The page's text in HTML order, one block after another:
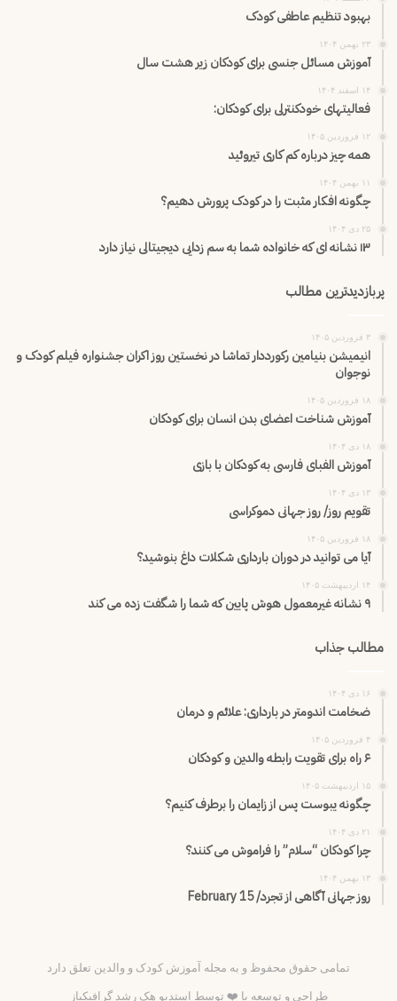
بهبود تنظیم عاطفی کودک
۲۳ بهمن ۱۴۰۴
آموزش مسائل جنسی برای کودکان زیر هشت سال
۱۴ اسفند ۱۴۰۴
فعالیتهای خودکنترلی برای کودکان:
۱۲ فروردین ۱۴۰۵
همه چیز درباره کم کاری تیروئید
۱۱ بهمن ۱۴۰۴
چگونه افکار مثبت را در کودک پرورش دهیم؟
۲۵ دی ۱۴۰۴
۱۳ نشانه ای که خانواده شما به سم زدایی دیجیتالی نیاز دارد
پربازدیدترین مطالب
۳ فروردین ۱۴۰۵
انیمیشن بنیامین رکورددار تماشا در نخستین روز اکران‌ جشنواره فیلم کودک و
نوجوان
۱۸ فروردین ۱۴۰۵
آموزش شناخت اعضای بدن انسان برای کودکان
۱۸ دی ۱۴۰۴
آموزش الفبای فارسی به کودکان با بازی
۱۳ دی ۱۴۰۴
تقویم روز/ روز جهانی دموکراسی
۱۸ فروردین ۱۴۰۵
آیا می توانید در دوران بارداری شکلات داغ بنوشید؟
۱۴ اردیبهشت ۱۴۰۵
۹ نشانه غیرمعمول هوش پایین که شما را شگفت زده می کند
مطالب جذاب
۱۶ دی ۱۴۰۴
ضخامت اندومتر در بارداری: علائم و درمان
۴ فروردین ۱۴۰۵
۶ راه برای تقویت رابطه والدین و کودکان
۱۵ اردیبهشت ۱۴۰۵
چگونه یبوست پس از زایمان را برطرف کنیم؟
۲۱ دی ۱۴۰۴
چرا کودکان “سلام” را فراموش می کنند؟
۱۳ بهمن ۱۴۰۴
روز جهانی آگاهی از تجرد/ February 15
تمامی حقوق محفوظ و به مجله آموزش کودک و والدین تعلق دارد
طراحی و توسعه با ❤️ توسط استدیو هک رشد گرافیکباز